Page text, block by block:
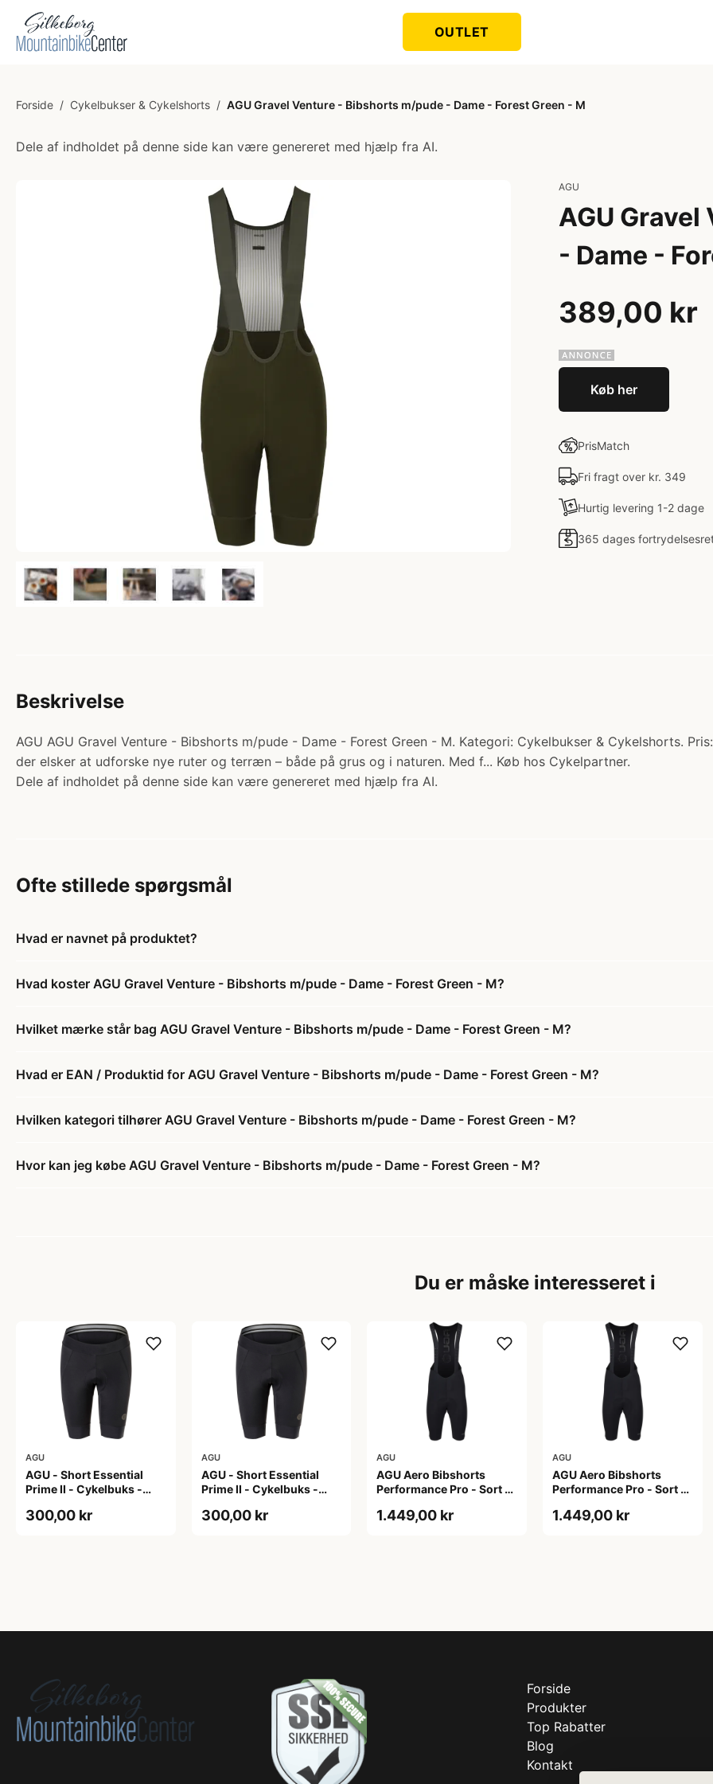
OUTLET
Forside / Cykelbukser & Cykelshorts / AGU Gravel Venture - Bibshorts m/pude - Dame - Forest Green - M
Dele af indholdet på denne side kan være genereret med hjælp fra AI.
AGU
AGU
- Dame -
389,00 kr
Køb her
PrisMatch
Fri fragt over kr. 349
Hurtig levering 1-2 dage
365 dages
Beskrivelse
AGU AGU Gravel Venture - Bibshorts m/pude - Dame - Forest Green - M. Kategori: Cykelbukser & Cykelshorts.
der elsker at udforske nye ruter og terræn – både på grus og i naturen. Med f... Køb hos Cykelpartner.
Dele af indholdet på denne side kan være genereret med hjælp fra AI.
Ofte stillede spørgsmål
Hvad er navnet på produktet?
Hvad koster AGU Gravel Venture - Bibshorts m/pude - Dame - Forest Green - M?
Hvilket mærke står bag AGU Gravel Venture - Bibshorts m/pude - Dame - Forest Green - M?
Hvad er EAN / Produktid for AGU Gravel Venture - Bibshorts m/pude - Dame - Forest Green - M?
Hvilken kategori tilhører AGU Gravel Venture - Bibshorts m/pude - Dame - Forest Green - M?
Hvor kan jeg købe AGU Gravel Venture - Bibshorts m/pude - Dame - Forest Green - M?
Du er måske interesseret i
AGU
AGU - Short Essential
Prime II - Cykelbuks -
300,00 kr
AGU
AGU - Short Essential
Prime II - Cykelbuks -
300,00 kr
AGU
AGU Aero Bibshorts
Performance Pro - Sort -
1.449,00 kr
AGU
AGU Aero Bibshorts
Performance Pro - Sort -
1.449,00 kr
Forside
Produkter
Top Rabatter
Blog
Kontakt